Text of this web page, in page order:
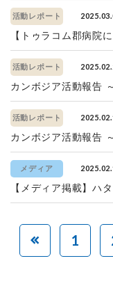
活動レポート
【トゥラコム郡病院
活動レポート
カンボジア活動報告
活動レポート
カンボジア活動報告
メディア
【メディア掲載】ハ
1